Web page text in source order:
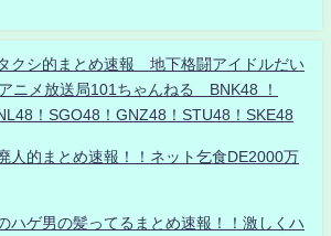
クシ的まとめ速報 地下格闘アイドルだい
ニメ放送局101ちゃんねる BNK48 ！
！SGO48！GNZ48！STU48！SKE48
人的まとめ速報！！ネット乞食DE2000万
ハゲ男の髪ってるまとめ速報！！激しくハ